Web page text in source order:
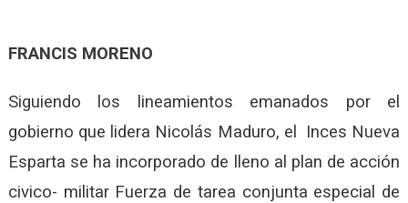
FRANCIS MORENO
Siguiendo los lineamientos emanados por el
gobierno que lidera Nicolás Maduro, el Inces Nueva
Esparta se ha incorporado de lleno al plan de acción
civico- militar Fuerza de tarea conjunta especial de